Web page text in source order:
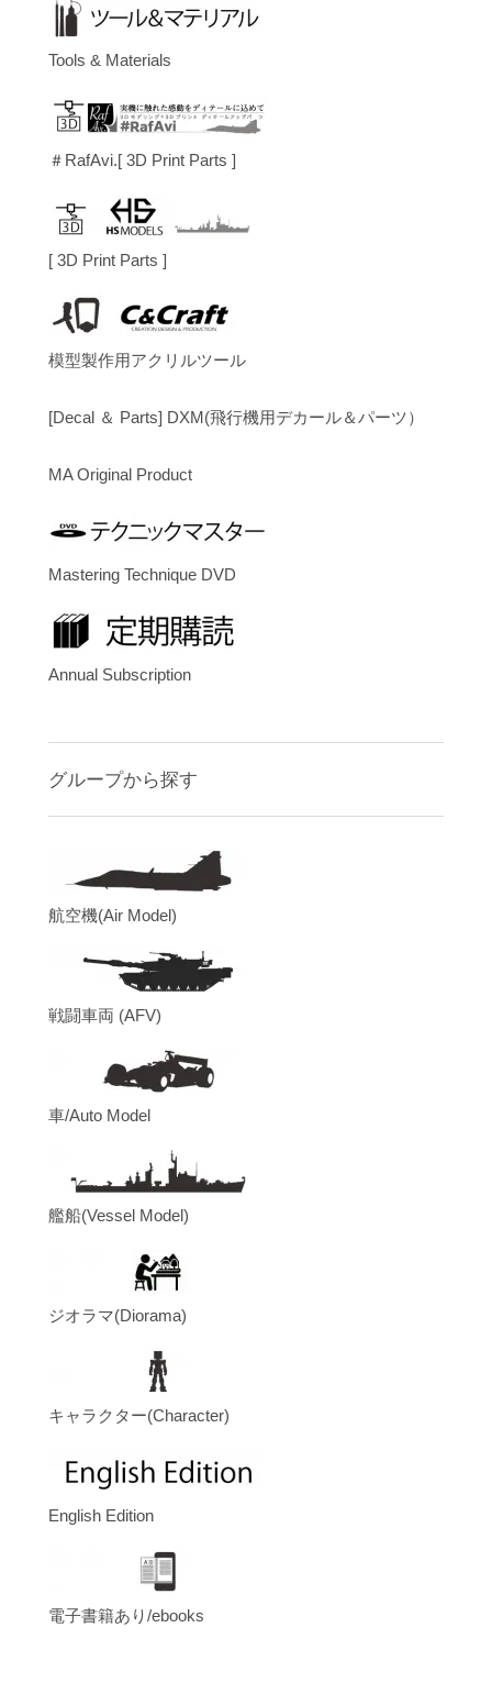
Tools & Materials
＃RafAvi.[ 3D Print Parts ]
[ 3D Print Parts ]
模型製作用アクリルツール
[Decal ＆ Parts] DXM(飛行機用デカール＆パーツ）
MA Original Product
Mastering Technique DVD
Annual Subscription
グループから探す
航空機(Air Model)
戦闘車両 (AFV)
車/Auto Model
艦船(Vessel Model)
ジオラマ(Diorama)
キャラクター(Character)
English Edition
電子書籍あり/ebooks